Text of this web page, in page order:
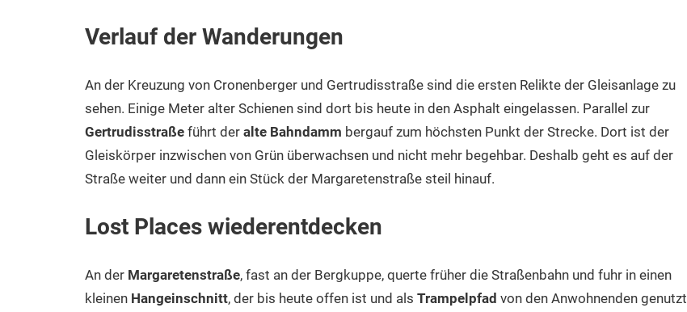
Verlauf der Wanderungen
An der Kreuzung von Cronenberger und Gertrudisstraße sind die ersten Relikte der Gleisanlage zu
sehen. Einige Meter alter Schienen sind dort bis heute in den Asphalt eingelassen. Parallel zur
Gertrudisstraße führt der alte Bahndamm bergauf zum höchsten Punkt der Strecke. Dort ist der
Gleiskörper inzwischen von Grün überwachsen und nicht mehr begehbar. Deshalb geht es auf der
Straße weiter und dann ein Stück der Margaretenstraße steil hinauf.
Lost Places wiederentdecken
An der Margaretenstraße, fast an der Bergkuppe, querte früher die Straßenbahn und fuhr in einen
kleinen Hangeinschnitt, der bis heute offen ist und als Trampelpfad von den Anwohnenden genutzt